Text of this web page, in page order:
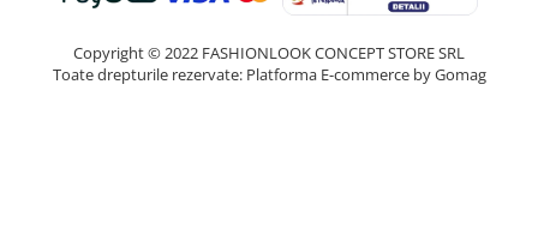
Copyright © 2022 FASHIONLOOK CONCEPT STORE SRL
Toate drepturile rezervate: Platforma E-commerce by Gomag